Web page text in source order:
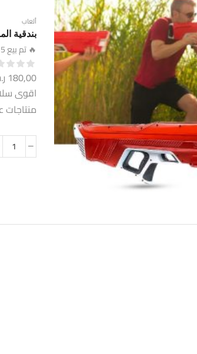
ألعاب
بندقية
🔥 تم بيع 5 من المنتج في آخر 3 days
180,00
اقوى